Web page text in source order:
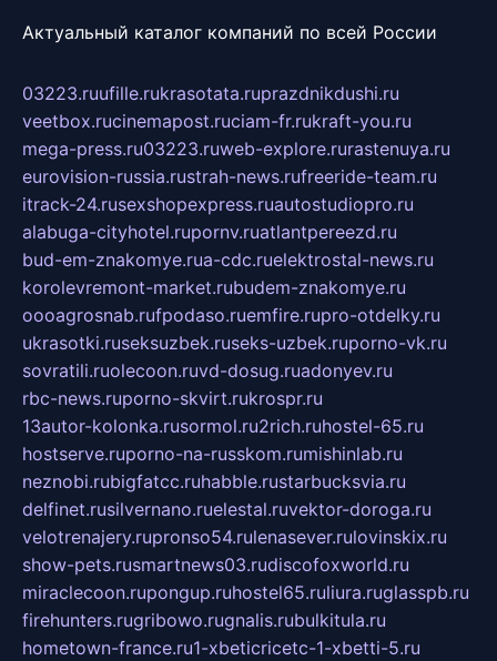
Актуальный каталог компаний по всей России
03223.ruufille.rukrasotata.ruprazdnikdushi.ru
veetbox.rucinemapost.ruciam-fr.rukraft-you.ru
mega-press.ru03223.ruweb-explore.rurastenuya.ru
eurovision-russia.rustrah-news.rufreeride-team.ru
itrack-24.rusexshopexpress.ruautostudiopro.ru
alabuga-cityhotel.rupornv.ruatlantpereezd.ru
bud-em-znakomye.rua-cdc.ruelektrostal-news.ru
korolevremont-market.rubudem-znakomye.ru
oooagrosnab.rufpodaso.ruemfire.rupro-otdelky.ru
ukrasotki.ruseksuzbek.ruseks-uzbek.ruporno-vk.ru
sovratili.ruolecoon.ruvd-dosug.ruadonyev.ru
rbc-news.ruporno-skvirt.rukrospr.ru
13autor-kolonka.rusormol.ru2rich.ruhostel-65.ru
hostserve.ruporno-na-russkom.rumishinlab.ru
neznobi.rubigfatcc.ruhabble.rustarbucksvia.ru
delfinet.rusilvernano.ruelestal.ruvektor-doroga.ru
velotrenajery.rupronso54.rulenasever.rulovinskix.ru
show-pets.rusmartnews03.rudiscofoxworld.ru
miraclecoon.rupongup.ruhostel65.ruliura.ruglasspb.ru
firehunters.rugribowo.rugnalis.rubulkitula.ru
hometown-france.ru1-xbeticricetc-1-xbetti-5.ru